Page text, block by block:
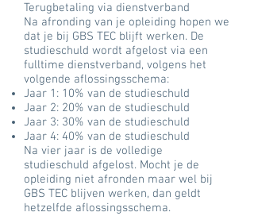
Terugbetaling via dienstverband
Na afronding van je opleiding hopen we
dat je bij GBS TEC blijft werken. De
studieschuld wordt afgelost via een
fulltime dienstverband, volgens het
volgende aflossingsschema:
Jaar 1: 10% van de studieschuld
Jaar 2: 20% van de studieschuld
Jaar 3: 30% van de studieschuld
Jaar 4: 40% van de studieschuld
Na vier jaar is de volledige
studieschuld afgelost. Mocht je de
opleiding niet afronden maar wel bij
GBS TEC blijven werken, dan geldt
hetzelfde aflossingsschema.